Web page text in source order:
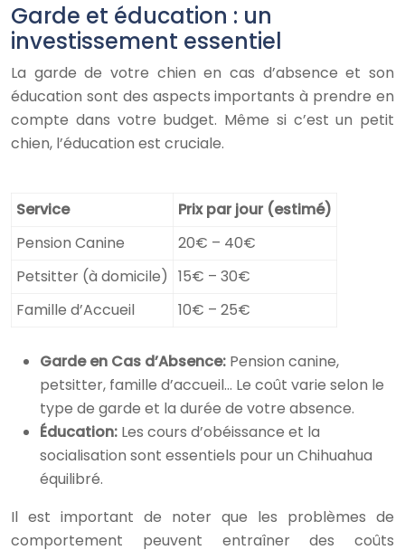
Garde et éducation : un
investissement essentiel
La garde de votre chien en cas d’absence et son
éducation sont des aspects importants à prendre en
compte dans votre budget. Même si c’est un petit
chien, l’éducation est cruciale.
Service
Prix par jour (estimé)
Pension Canine
20€ – 40€
Petsitter (à domicile) 15€ – 30€
Famille d’Accueil
10€ – 25€
Garde en Cas d’Absence: Pension canine,
petsitter, famille d’accueil… Le coût varie selon le
type de garde et la durée de votre absence.
Éducation: Les cours d’obéissance et la
socialisation sont essentiels pour un Chihuahua
équilibré.
Il est important de noter que les problèmes de
comportement peuvent entraîner des coûts